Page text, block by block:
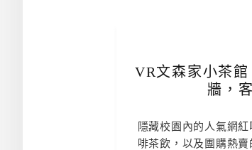
VR文森家小茶
牆，
隱藏校園內的人氣網
啡茶飲，以及團購熱